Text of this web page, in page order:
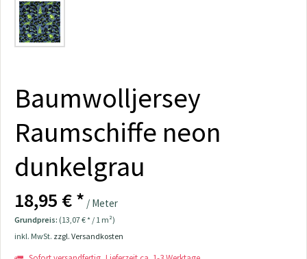
Baumwolljersey
Raumschiffe neon
dunkelgrau
18,95 € * / Meter
Grundpreis: (13,07 € * / 1 m²)
inkl. MwSt. zzgl. Versandkosten